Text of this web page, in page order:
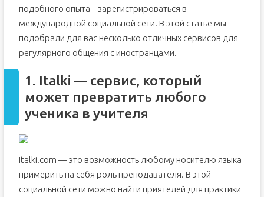
Курсы изучения английского языка
Топ-3 сайта поиска репетиторов, тренеров и
специалистов разных областей
Puzzle English
20 бесплатных сайтов для изучения английского языка
подобного опыта – зарегистрироваться в
международной социальной сети. В этой статье мы
подобрали для вас несколько отличных сервисов для
регулярного общения с иностранцами.
1. Italki — cервис, который
может превратить любого
ученика в учителя
Italki.com — это возможность любому носителю языка
примерить на себя роль преподавателя. В этой
социальной сети можно найти приятелей для практики